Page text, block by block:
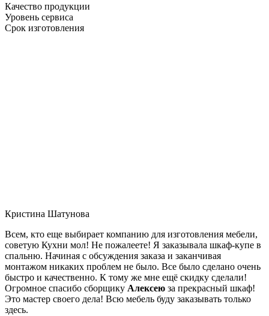
Качество продукции
Уровень сервиса
Срок изготовления
Кристина Шатунова
Всем, кто еще выбирает компанию для изготовления мебели,
советую Кухни мол! Не пожалеете! Я заказывала шкаф-купе в
спальню. Начиная с обсуждения заказа и заканчивая
монтажом никаких проблем не было. Все было сделано очень
быстро и качественно. К тому же мне ещё скидку сделали!
Огромное спасибо сборщику Алексею за прекрасный шкаф!
Это мастер своего дела! Всю мебель буду заказывать только
здесь.